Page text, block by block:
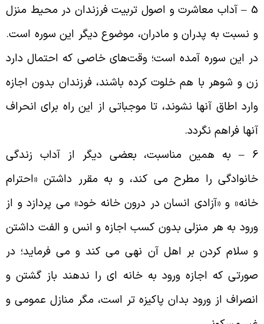
آداب معاشرت و اصول تربیت فرزندان در محیط منزل
نسبت به پدران و مادران، موضوع دیگر این سوره است.
این سوره آمده است؛ وقت‌های خاصى که احتمال دارد
و شوهر با هم خلوت کرده باشند، فرزندان بدون اجازه
اطاق آنها نشوند، تا موجباتى از این راه براى انحراف
فراهم نگردد.
به همین مناسبت، بعضى دیگر از آداب زندگى
را مطرح مى‌ کند، و به مقرر داشتن «احترام
و «آزادى انسان در درون خانه خود» مى ‌پردازد و از
به هر منزلی بدون کسب اجازه و انس و الفت داشتن
سلام کردن بر اهل آن نهى مى ‌کند و مى ‌فرماید؛ در
که اجازه ورود به خانه‌ اى را ندهند باز گشتن و
از ورود بدان پاکیزه‌ تر است، مگر منازل عمومى و